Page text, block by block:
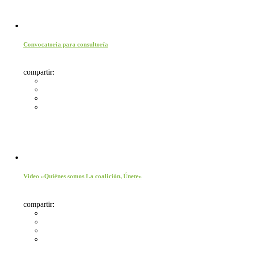
Convocatoria para consultoría
compartir:
Video «Quiénes somos La coalición, Únete»
compartir: